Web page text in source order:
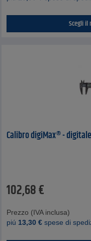
Scegli il
Calibro digiMax® -
102,68€
Prezzo (IVA inclusa)
piú 13,30 € spese di